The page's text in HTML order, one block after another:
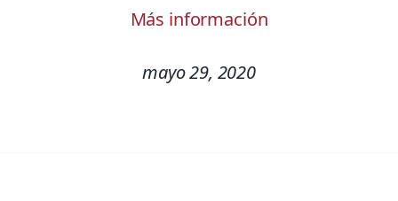
Más información
mayo 29, 2020